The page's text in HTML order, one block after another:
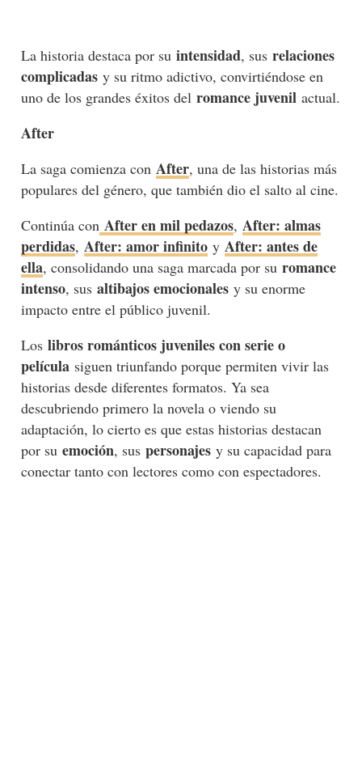
La historia destaca por suintensidad, susrelaciones
complicadas y su ritmo adictivo, convirtiéndose en
uno de los grandes éxitos delromance juvenil actual.
After
La saga comienza conAfter, una de las historias más
populares del género, que también dio el salto al cine.
Continúa con After en mil pedazos,After: almas
perdidas,After: amor infinito yAfter: antes de
ella, consolidando una saga marcada por suromance
intenso, susaltibajos emocionales y su enorme
impacto entre el público juvenil.
Loslibros románticos juveniles con serie o
película siguen triunfando porque permiten vivir las
historias desde diferentes formatos. Ya sea
descubriendo primero la novela o viendo su
adaptación, lo cierto es que estas historias destacan
por suemoción, suspersonajes y su capacidad para
conectar tanto con lectores como con espectadores.